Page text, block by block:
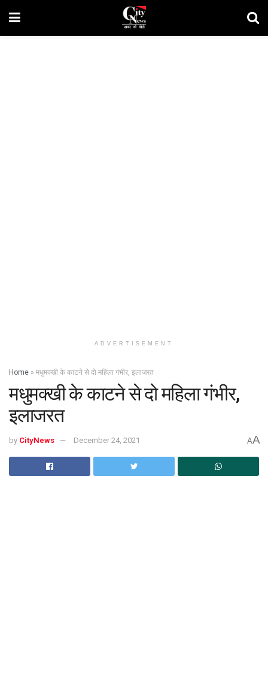
ADVERTISEMENT
Home » मधुमक्खी के काटने से दो महिला गंभीर, इलाजरत
मधुमक्खी के काटने से दो महिला गंभीर,
इलाजरत
by CityNews December 24, 2021 AA